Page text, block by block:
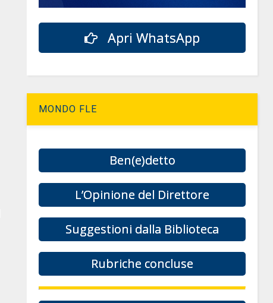
Apri WhatsApp
MONDO FLE
Ben(e)detto
L’Opinione del Direttore
Suggestioni dalla Biblioteca
Rubriche concluse